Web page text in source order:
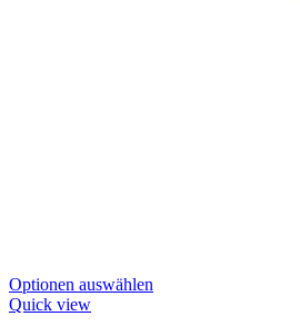
Optionen auswählen
Quick view